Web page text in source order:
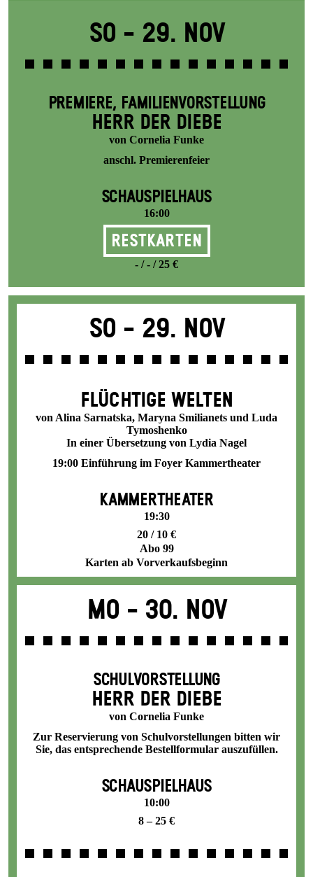
So - 29. Nov
PREMIERE, FAMILIENVORSTELLUNG
HERR DER DIEBE
von Cornelia Funke
anschl. Premierenfeier
SCHAUSPIELHAUS
16:00
Restkarten
- / - / 25 €
So - 29. Nov
FLÜCHTIGE WELTEN
von Alina Sarnatska, Maryna Smilianets und Luda
Tymoshenko
In einer Übersetzung von Lydia Nagel
19:00 Einführung im Foyer Kammertheater
KAMMERTHEATER
19:30
20 / 10 €
Abo 99
Karten ab Vorverkaufsbeginn
Mo - 30. Nov
SCHULVORSTELLUNG
HERR DER DIEBE
von Cornelia Funke
Zur Reservierung von Schulvorstellungen bitten wir
Sie, das entsprechende Bestellformularauszufüllen.
SCHAUSPIELHAUS
10:00
8 – 25 €